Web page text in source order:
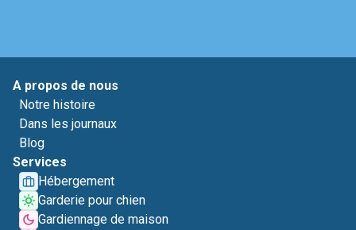
A propos de nous
Notre histoire
Dans les journaux
Blog
Services
Hébergement
Garderie pour chien
Gardiennage de maison